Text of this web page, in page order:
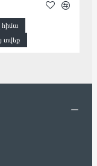
հիմա
տվեք